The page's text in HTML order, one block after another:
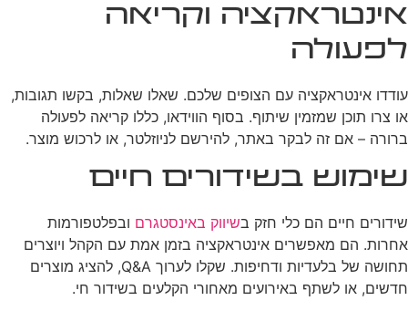
אינטראקציה וקריאה
לפעולה
עודדו אינטראקציה עם הצופים שלכם. שאלו שאלות, בקשו תגובות,
או צרו תוכן שמזמין שיתוף. בסוף הווידאו, כללו קריאה לפעולה
ברורה – אם זה לבקר באתר, להירשם לניוזלטר, או לרכוש מוצר.
שימוש בשידורים חיים
שידורים חיים הם כלי חזק בשיווק באינסטגרם ובפלטפורמות
אחרות. הם מאפשרים אינטראקציה בזמן אמת עם הקהל ויוצרים
תחושה של בלעדיות ודחיפות. שקלו לערוך Q&A, להציג מוצרים
חדשים, או לשתף באירועים מאחורי הקלעים בשידור חי.